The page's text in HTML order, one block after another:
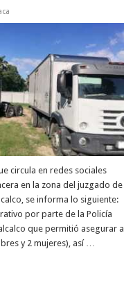
circula en redes sociales
en la zona del juzgado de
se informa lo siguiente:
por parte de la Policía
que permitió asegurar a
y 2 mujeres), así …